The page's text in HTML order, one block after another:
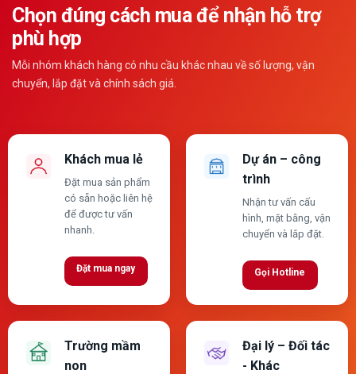
Chọn đúng cách mua để nhận hỗ trợ
phù hợp
Mỗi nhóm khách hàng có nhu cầu khác nhau về số lượng, vận
chuyển, lắp đặt và chính sách giá.
Khách mua lẻ
Đặt mua sản phẩm
có sẵn hoặc liên hệ
để được tư vấn
nhanh.
Đặt mua ngay
Dự án – công
trình
Nhận tư vấn cấu
hình, mặt bằng, vận
chuyển và lắp đặt.
Gọi Hotline
Trường mầm
non
Đại lý – Đối tác
- Khác